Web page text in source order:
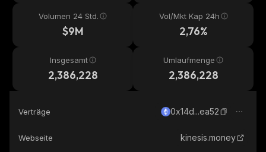
Volumen 24 Std.
$9M
Vol/Mkt Kap 24h
2,76%
Insgesamt
2,386,228
Umlaufmenge
2,386,228
Verträge 0x14d...ea52
Webseite kinesis.money